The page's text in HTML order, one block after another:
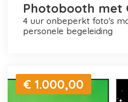
Photobooth met
4 uur onbeperkt foto's maken en printen +
personele begeleiding
€ 1.000,00